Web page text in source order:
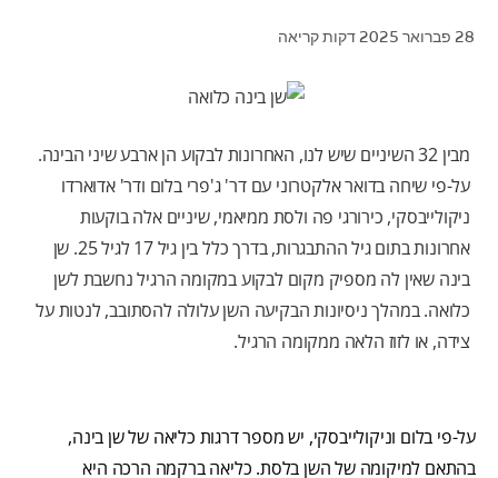
HE (IL)
28 פברואר 2025 דקות קריאה
מבין 32 השיניים שיש לנו, האחרונות לבקוע הן ארבע שיני הבינה.
על-פי שיחה בדואר אלקטרוני עם דר' ג'פרי בלום ודר' אדוארדו
ניקולייבסקי, כירורגי פה ולסת ממיאמי, שיניים אלה בוקעות
אחרונות בתום גיל ההתבגרות, בדרך כלל בין גיל 17 לגיל 25. שן
בינה שאין לה מספיק מקום לבקוע במקומה הרגיל נחשבת לשן
כלואה. במהלך ניסיונות הבקיעה השן עלולה להסתובב, לנטות על
צידה, או לזוז הלאה ממקומה הרגיל.
על-פי בלום וניקולייבסקי, יש מספר דרגות כליאה של שן בינה,
בהתאם למיקומה של השן בלסת. כליאה ברקמה הרכה היא